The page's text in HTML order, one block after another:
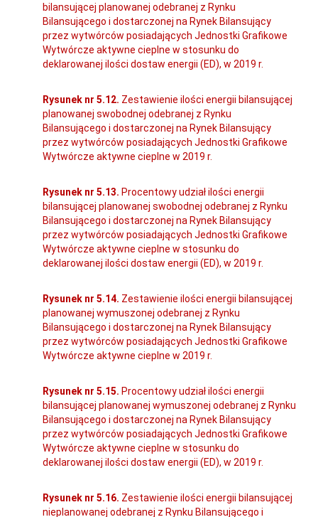
bilansującej planowanej odebranej z Rynku
Bilansującego i dostarczonej na Rynek Bilansujący
przez wytwórców posiadających Jednostki Grafikowe
Wytwórcze aktywne cieplne w stosunku do
deklarowanej ilości dostaw energii (ED), w 2019 r.
Rysunek nr 5.12. Zestawienie ilości energii bilansującej
planowanej swobodnej odebranej z Rynku
Bilansującego i dostarczonej na Rynek Bilansujący
przez wytwórców posiadających Jednostki Grafikowe
Wytwórcze aktywne cieplne w 2019 r.
Rysunek nr 5.13. Procentowy udział ilości energii
bilansującej planowanej swobodnej odebranej z Rynku
Bilansującego i dostarczonej na Rynek Bilansujący
przez wytwórców posiadających Jednostki Grafikowe
Wytwórcze aktywne cieplne w stosunku do
deklarowanej ilości dostaw energii (ED), w 2019 r.
Rysunek nr 5.14. Zestawienie ilości energii bilansującej
planowanej wymuszonej odebranej z Rynku
Bilansującego i dostarczonej na Rynek Bilansujący
przez wytwórców posiadających Jednostki Grafikowe
Wytwórcze aktywne cieplne w 2019 r.
Rysunek nr 5.15. Procentowy udział ilości energii
bilansującej planowanej wymuszonej odebranej z Rynku
Bilansującego i dostarczonej na Rynek Bilansujący
przez wytwórców posiadających Jednostki Grafikowe
Wytwórcze aktywne cieplne w stosunku do
deklarowanej ilości dostaw energii (ED), w 2019 r.
Rysunek nr 5.16. Zestawienie ilości energii bilansującej
nieplanowanej odebranej z Rynku Bilansującego i